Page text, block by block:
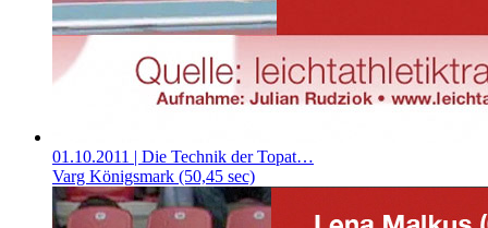
01.10.2011 | Die Technik der Topat…
Varg Königsmark (50,45 sec)